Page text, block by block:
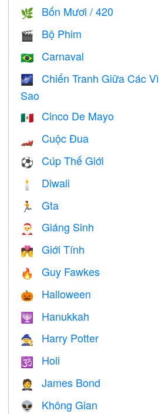
🌿 Bốn Mươi / 420
🎬 Bộ Phim
🇧🇷 Carnaval
🌌
Chiến Tranh Giữa Các Vì
Sao
🇲🇽 Cinco De Mayo
🏎 Cuộc Đua
⚽ Cúp Thế Giới
🕯 Diwali
🏃 Gta
🎅 Giáng Sinh
💏 Giới Tính
🔥 Guy Fawkes
🎃 Halloween
🕎 Hanukkah
🧙 Harry Potter
🕉 Holi
🤵 James Bond
👽 Không Gian